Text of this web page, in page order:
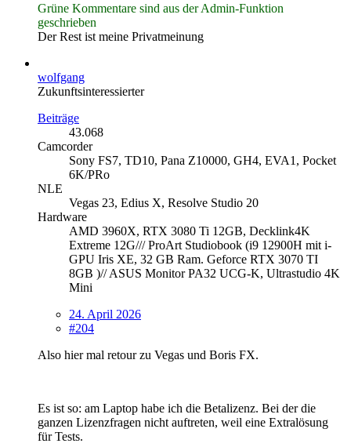
Grüne Kommentare sind aus der Admin-Funktion
geschrieben
Der Rest ist meine Privatmeinung
wolfgang
Zukunftsinteressierter
Beiträge
43.068
Camcorder
Sony FS7, TD10, Pana Z10000, GH4, EVA1, Pocket
6K/PRo
NLE
Vegas 23, Edius X, Resolve Studio 20
Hardware
AMD 3960X, RTX 3080 Ti 12GB, Decklink4K
Extreme 12G/// ProArt Studiobook (i9 12900H mit i-
GPU Iris XE, 32 GB Ram. Geforce RTX 3070 TI
8GB )// ASUS Monitor PA32 UCG-K, Ultrastudio 4K
Mini
24. April 2026
#204
Also hier mal retour zu Vegas und Boris FX.
Es ist so: am Laptop habe ich die Betalizenz. Bei der die
ganzen Lizenzfragen nicht auftreten, weil eine Extralösung
für Tests.